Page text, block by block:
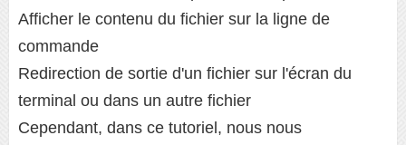
Afficher le contenu du fichier sur la ligne de
commande
Redirection de sortie d'un fichier sur l'écran du
terminal ou dans un autre fichier
Cependant, dans ce tutoriel, nous nous